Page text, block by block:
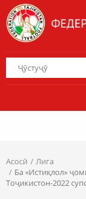
Асосӣ
Лига
Ба «Истиқлол»
Тоҷикистон-2022